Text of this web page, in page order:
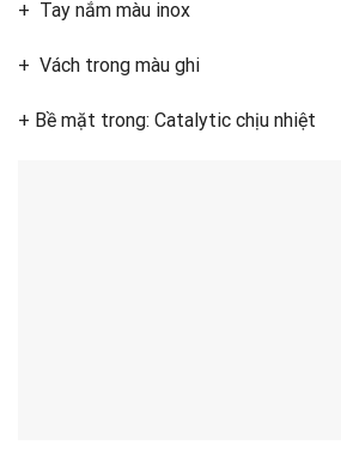
+ Tay nắm màu inox
+ Vách trong màu ghi
+ Bề mặt trong: Catalytic chịu nhiệt